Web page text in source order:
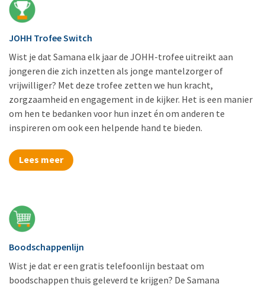
JOHH Trofee Switch
Wist je dat Samana elk jaar de JOHH-trofee uitreikt aan
jongeren die zich inzetten als jonge mantelzorger of
vrijwilliger? Met deze trofee zetten we hun kracht,
zorgzaamheid en engagement in de kijker. Het is een manier
om hen te bedanken voor hun inzet én om anderen te
inspireren om ook een helpende hand te bieden.
Lees meer
Boodschappenlijn
Wist je dat er een gratis telefoonlijn bestaat om
boodschappen thuis geleverd te krijgen? De Samana